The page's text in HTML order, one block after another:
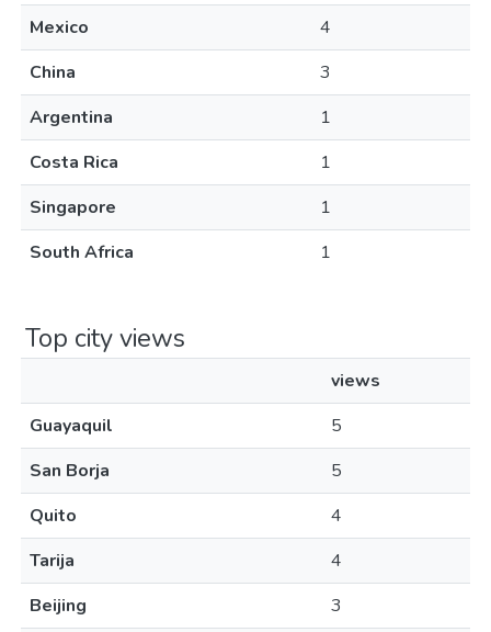
Mexico
4
China
3
Argentina
1
Costa Rica
1
Singapore
1
South Africa
1
Top city views
views
Guayaquil
5
San Borja
5
Quito
4
Tarija
4
Beijing
3